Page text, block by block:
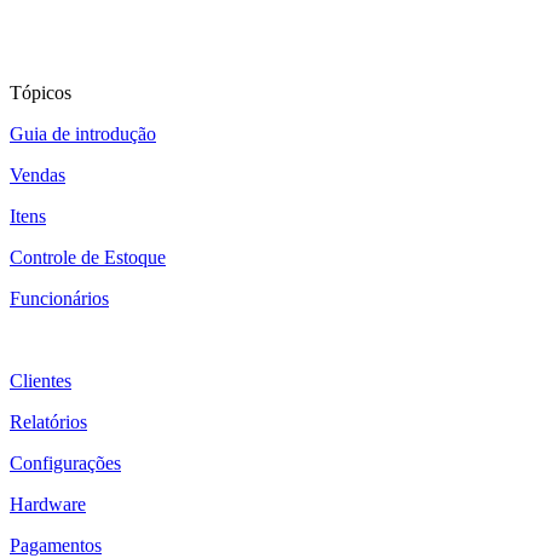
Tópicos
Guia de introdução
Vendas
Itens
Controle de Estoque
Funcionários
Clientes
Relatórios
Configurações
Hardware
Pagamentos